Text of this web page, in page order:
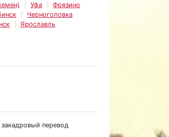
Уфа
Фрязино
Черноголовка
Ярославль
перевод